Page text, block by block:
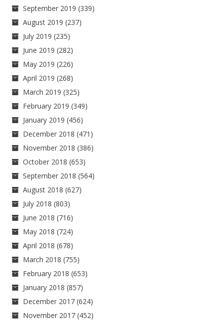
September 2019 (339)
August 2019 (237)
July 2019 (235)
June 2019 (282)
May 2019 (226)
April 2019 (268)
March 2019 (325)
February 2019 (349)
January 2019 (456)
December 2018 (471)
November 2018 (386)
October 2018 (653)
September 2018 (564)
August 2018 (627)
July 2018 (803)
June 2018 (716)
May 2018 (724)
April 2018 (678)
March 2018 (755)
February 2018 (653)
January 2018 (857)
December 2017 (624)
November 2017 (452)